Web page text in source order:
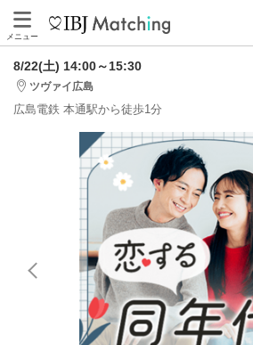
メニュー
8/22(土) 14:00～15:30
ツヴァイ広島
広島電鉄 本通駅から徒歩1分